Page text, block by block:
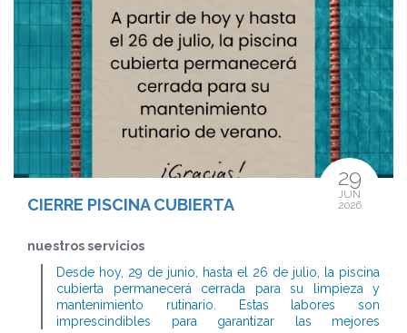
CIERRE PISCINA CUBIERTA
nuestros servicios
29
JUN
2026
Desde hoy, 29 de junio, hasta el 26 de julio, la piscina
cubierta permanecerá cerrada para su limpieza y
mantenimiento rutinario. Estas labores son
imprescindibles para garantizar las mejores